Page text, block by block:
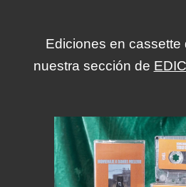
Ediciones en cassette
nuestra sección de